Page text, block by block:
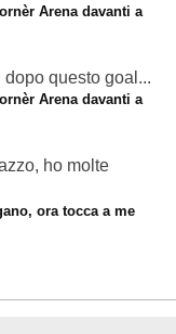
Arena davanti a
dopo questo goal...
Arena davanti a
ho molte
ora tocca a me